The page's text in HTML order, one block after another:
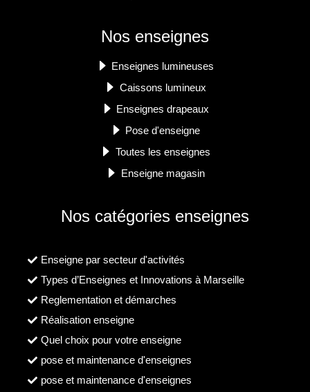
Nos enseignes
Enseignes lumineuses
Caissons lumineux
Enseignes drapeaux
Pose d'enseigne
Toutes les enseignes
Enseigne magasin
Nos catégories enseignes
Enseigne par secteur d'activités
Types d’Enseignes et Innovations à Marseille
Reglementation et démarches
Réalisation enseigne
Quel choix pour votre enseigne
pose et maintenance d'enseignes
pose et maintenance d'enseignes